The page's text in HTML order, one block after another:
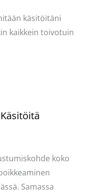
käsitöitäni
kaikkein toivotuin
koko
Samassa